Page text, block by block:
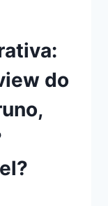
do